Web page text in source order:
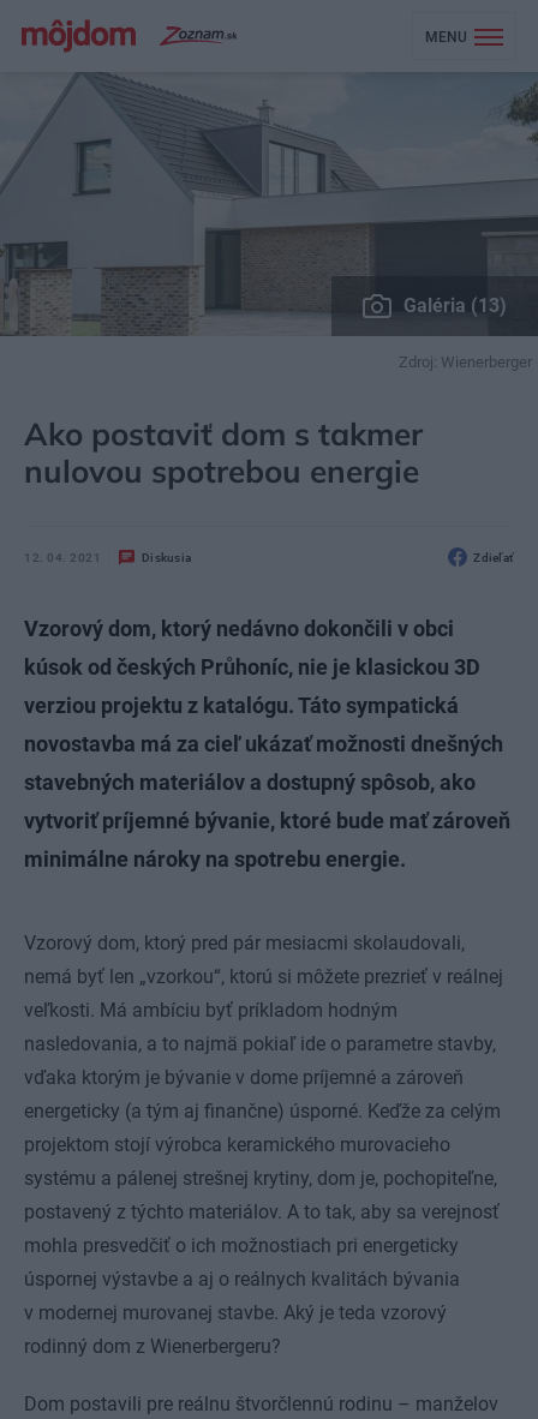
MENU
Galéria (13)
Zdroj: Wienerberger
Ako postaviť dom s takmer
nulovou spotrebou energie
12. 04. 2021 Diskusia Zdieľať
Vzorový dom, ktorý nedávno dokončili v obci
kúsok od českých Průhoníc, nie je klasickou 3D
verziou projektu z katalógu. Táto sympatická
novostavba má za cieľ ukázať možnosti dnešných
stavebných materiálov a dostupný spôsob, ako
vytvoriť príjemné bývanie, ktoré bude mať zároveň
minimálne nároky na spotrebu energie.
Vzorový dom, ktorý pred pár mesiacmi skolaudovali,
nemá byť len „vzorkou“, ktorú si môžete prezrieť v reálnej
veľkosti. Má ambíciu byť príkladom hodným
nasledovania, a to najmä pokiaľ ide o parametre stavby,
vďaka ktorým je bývanie v dome príjemné a zároveň
energeticky (a tým aj finančne) úsporné. Keďže za celým
projektom stojí výrobca keramického murovacieho
systému a pálenej strešnej krytiny, dom je, pochopiteľne,
postavený z týchto materiálov. A to tak, aby sa verejnosť
mohla presvedčiť o ich možnostiach pri energeticky
úspornej výstavbe a aj o reálnych kvalitách bývania
v modernej murovanej stavbe. Aký je teda vzorový
rodinný dom z Wienerbergeru?
Dom postavili pre reálnu štvorčlennú rodinu – manželov